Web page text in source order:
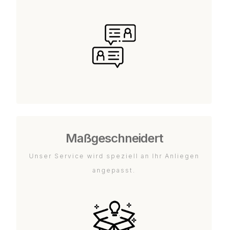
Maßgeschneidert
Unser Service wird speziell an Ihr Anliegen
angepasst.